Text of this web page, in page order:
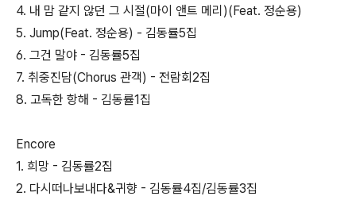
4. 내 맘 같지 않던 그 시절(마이 앤트 메리)(Feat. 정순용)
5. Jump(Feat. 정순용) - 김동률5집
6. 그건 말야 - 김동률5집
7. 취중진담(Chorus 관객) - 전람회2집
8. 고독한 항해 - 김동률1집
Encore
1. 희망 - 김동률2집
2. 다시떠나보내다&귀향 - 김동률4집/김동률3집